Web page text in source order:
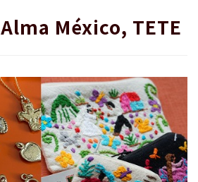
Alma México, TETE